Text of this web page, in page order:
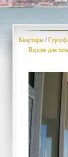
Квартиры /
Версия для